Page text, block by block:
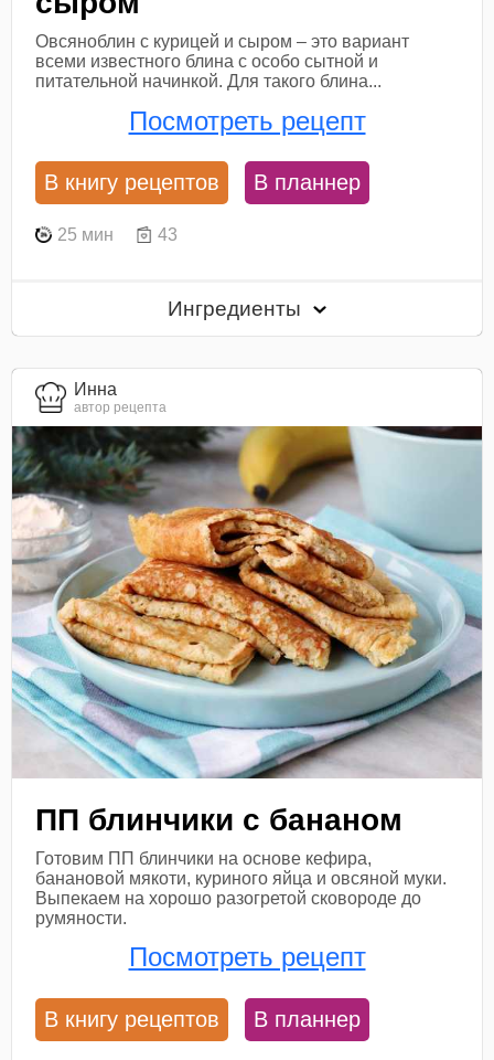
Овсяноблин с курицей и сыром – это вариант
всеми известного блина с особо сытной и
питательной начинкой. Для такого блина...
Посмотреть рецепт
В книгу рецептов В планнер
25 мин 43
Ингредиенты
Инна
автор рецепта
ПП блинчики с бананом
Готовим ПП блинчики на основе кефира,
банановой мякоти, куриного яйца и овсяной муки.
Выпекаем на хорошо разогретой сковороде до
румяности.
Посмотреть рецепт
В книгу рецептов В планнер